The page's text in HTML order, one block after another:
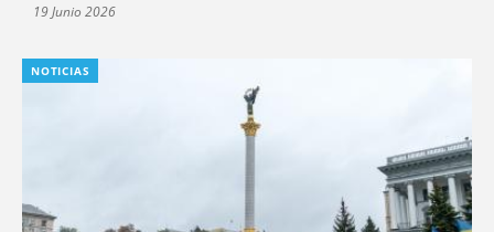
19 Junio 2026
NOTICIAS